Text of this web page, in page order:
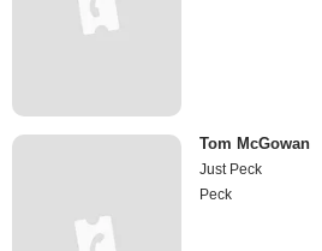
Tom McGowan
Just Peck
Peck